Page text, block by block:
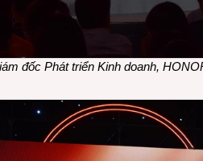
đốc Phát triển Kinh doanh,